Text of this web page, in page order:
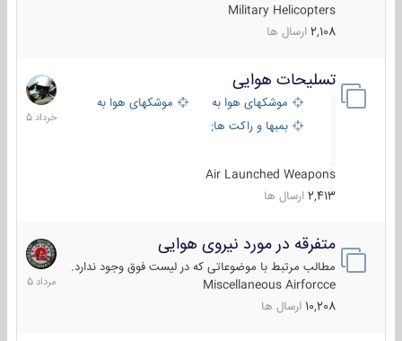
Military Helicopters
2,108 ارسال ها
تسلیحات هوایی
موشکهای هوا به هوا
موشکهای هوا به سطح
بمبها و راکت های هوایی
Air Launched Weapons
2,413 ارسال ها
30
خرداد
1405
متفرقه در مورد نیروی هوایی
مطالب مرتبط با موضوعاتی که در لیست فوق وجود ندارد.
Miscellaneous Airforcce
10,208 ارسال ها
7
مرداد
1405